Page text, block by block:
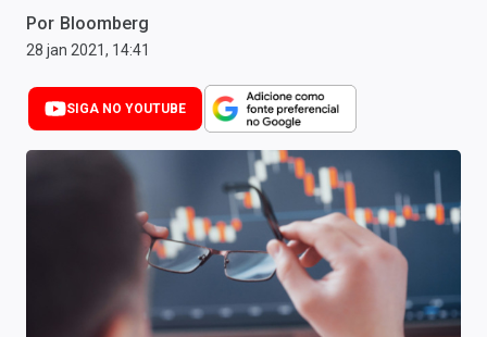
Anuncie
Últimas Notícias
Newsletters
Comprar ou vender?
Carteiras Recomendadas
Central de Dividendos
Por Bloomberg
28 jan 2021, 14:41
SIGA NO YOUTUBE